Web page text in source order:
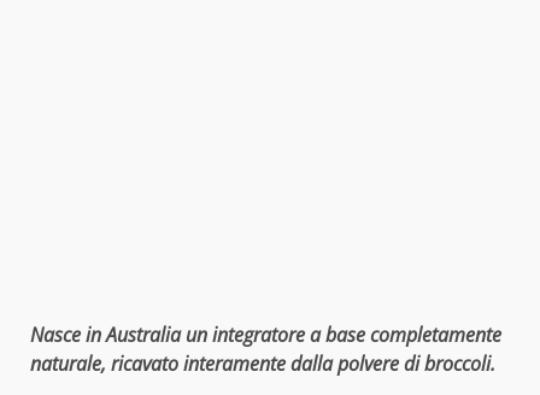
Nasce in Australia un integratore a base completamente
naturale, ricavato interamente dalla polvere di broccoli.